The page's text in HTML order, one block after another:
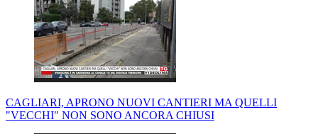
CAGLIARI, APRONO NUOVI CANTIERI MA QUELLI
"VECCHI" NON SONO ANCORA CHIUSI